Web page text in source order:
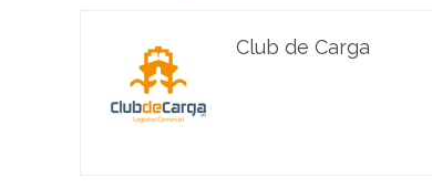
Club de Carga